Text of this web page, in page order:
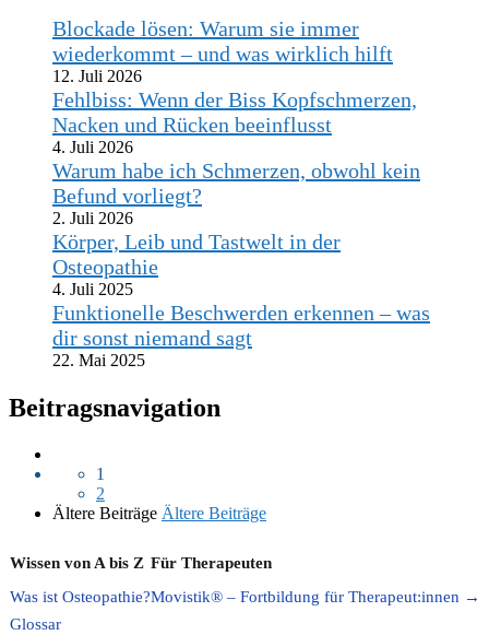
Blockade lösen: Warum sie immer
wiederkommt – und was wirklich hilft
12. Juli 2026
Fehlbiss: Wenn der Biss Kopfschmerzen,
Nacken und Rücken beeinflusst
4. Juli 2026
Warum habe ich Schmerzen, obwohl kein
Befund vorliegt?
2. Juli 2026
Körper, Leib und Tastwelt in der
Osteopathie
4. Juli 2025
Funktionelle Beschwerden erkennen – was
dir sonst niemand sagt
22. Mai 2025
Beitragsnavigation
1
2
Ältere Beiträge Ältere Beiträge
Wissen von A bis Z
Was ist Osteopathie?
Glossar
Für Therapeuten
Movistik® – Fortbildung für Therapeut:innen →